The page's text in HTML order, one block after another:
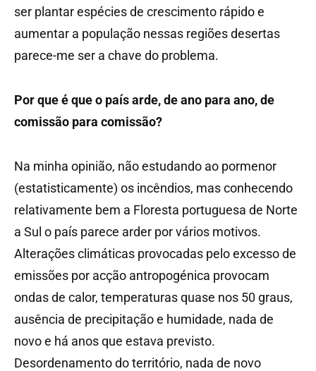
ser plantar espécies de crescimento rápido e
aumentar a população nessas regiões desertas
parece-me ser a chave do problema.
Por que é que o país arde, de ano para ano, de
comissão para comissão?
Na minha opinião, não estudando ao pormenor
(estatisticamente) os incêndios, mas conhecendo
relativamente bem a Floresta portuguesa de Norte
a Sul o país parece arder por vários motivos.
Alterações climáticas provocadas pelo excesso de
emissões por acção antropogénica provocam
ondas de calor, temperaturas quase nos 50 graus,
ausência de precipitação e humidade, nada de
novo e há anos que estava previsto.
Desordenamento do território, nada de novo